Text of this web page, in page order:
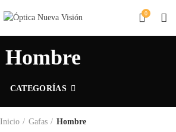
0
Hombre
CATEGORÍAS
Inicio Gafas Hombre